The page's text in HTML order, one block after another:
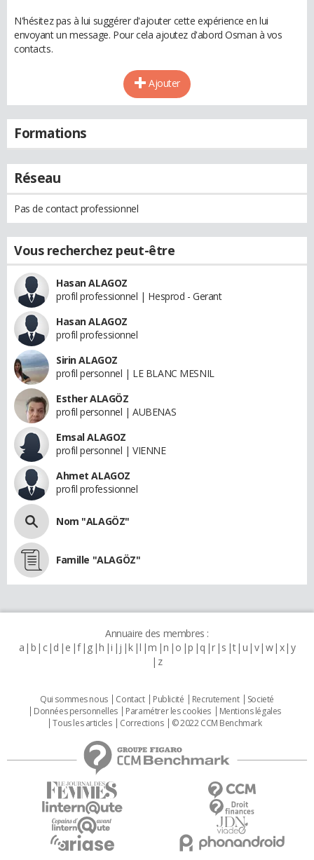
N'hésitez pas à lui suggérer d'ajouter cette expérience en lui
envoyant un message. Pour cela ajoutez d'abord Osman à vos
contacts.
Ajouter
Formations
Réseau
Pas de contact professionnel
Vous recherchez peut-être
Hasan ALAGOZ
profil professionnel | Hesprod - Gerant
Hasan ALAGOZ
profil professionnel
Sirin ALAGOZ
profil personnel | LE BLANC MESNIL
Esther ALAGÖZ
profil personnel | AUBENAS
Emsal ALAGOZ
profil personnel | VIENNE
Ahmet ALAGOZ
profil professionnel
Nom "ALAGÖZ"
Famille "ALAGÖZ"
Annuaire des membres :
a b c d e f g h i j k l m n o p q r s t u v w x y
z
Qui sommes nous Contact Publicité Recrutement
Societé
Données personnelles
Paramétrer les cookies
Mentions légales
Tous les articles
Corrections © 2022 CCM Benchmark